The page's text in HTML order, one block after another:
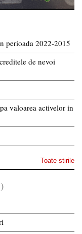
perioada 2022-2015
de nevoi
valoarea activelor in
Toate stirile